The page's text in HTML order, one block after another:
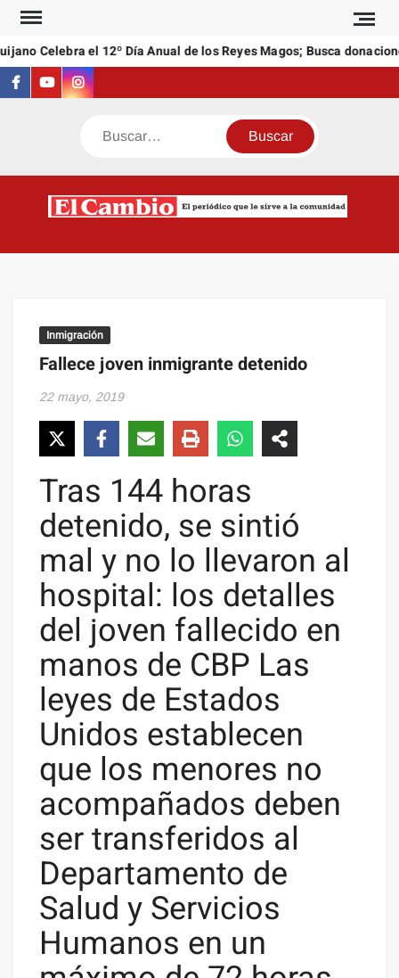
Saltar
contenido
Celebra el 12º Día Anual de los Reyes Magos; Busca
Facebook
YoutubeInstagram
Buscar
Inmigración
Fallece joven inmigrante detenido
22 mayo, 2019
Tras 144 horas
detenido, se sintió
mal y no lo llevaron al
hospital: los detalles
del joven fallecido en
manos de CBP Las
leyes de Estados
Unidos establecen
que los menores no
acompañados deben
ser transferidos al
Departamento de
Salud y Servicios
Humanos en un